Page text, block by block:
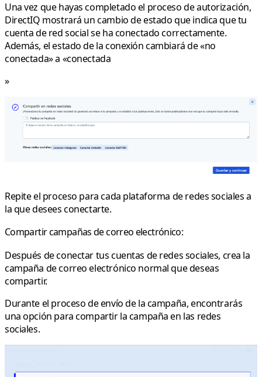
Una vez que hayas completado el proceso de autorización,
DirectIQ mostrará un cambio de estado que indica que tu
cuenta de red social se ha conectado correctamente.
Además, el estado de la conexión cambiará de «no
conectada» a «conectada
»
Repite el proceso para cada plataforma de redes sociales a
la que desees conectarte.
Compartir campañas de correo electrónico:
Después de conectar tus cuentas de redes sociales, crea la
campaña de correo electrónico normal que deseas
compartir.
Durante el proceso de envío de la campaña, encontrarás
una opción para compartir la campaña en las redes
sociales.